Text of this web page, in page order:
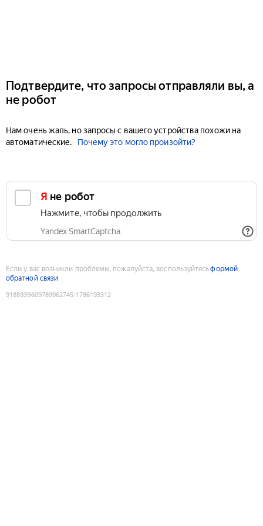
Подтвердите, что запросы отправляли вы, а
не робот
Нам очень жаль, но запросы с вашего устройства похожи на
автоматические.
Почему это могло произойти?
Я не робот
Нажмите, чтобы продолжить
Yandex SmartCaptcha
Если у вас возникли проблемы, пожалуйста, воспользуйтесьформой
обратной связи
9188939609789962745:1786193312